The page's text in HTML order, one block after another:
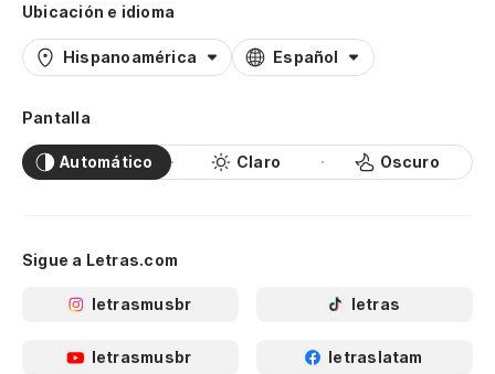
Ubicación e idioma
Hispanoamérica Español
Pantalla
Automático Claro Oscuro
Sigue a Letras.com
letrasmusbr letras
letrasmusbr letraslatam